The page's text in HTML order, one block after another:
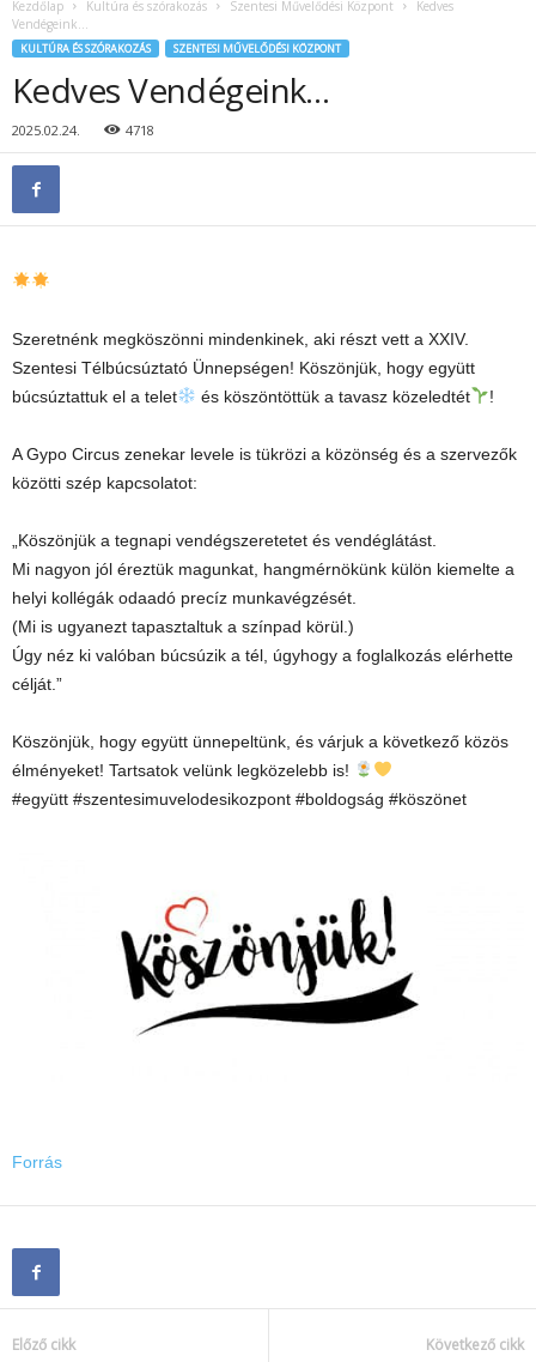
Kezdőlap Kultúra és szórakozás Szentesi Művelődési Központ
Kedves
Vendégeink…
KULTÚRA ÉS SZÓRAKOZÁS SZENTESI MŰVELŐDÉSI KÖZPONT
Kedves Vendégeink…
2025.02.24. 4718
Szeretnénk megköszönni mindenkinek, aki részt vett a XXIV.
Szentesi Télbúcsúztató Ünnepségen! Köszönjük, hogy együtt
búcsúztattuk el a telet
és köszöntöttük a tavasz közeledtét !
A Gypo Circus zenekar levele is tükrözi a közönség és a szervezők
közötti szép kapcsolatot:
„Köszönjük a tegnapi vendégszeretetet és vendéglátást.
Mi nagyon jól éreztük magunkat, hangmérnökünk külön kiemelte a
helyi kollégák odaadó precíz munkavégzését.
(Mi is ugyanezt tapasztaltuk a színpad körül.)
Úgy néz ki valóban búcsúzik a tél, úgyhogy a foglalkozás elérhette
célját.”
Köszönjük, hogy együtt ünnepeltünk, és várjuk a következő közös
élményeket! Tartsatok velünk legközelebb is!
#együtt #szentesimuvelodesikozpont #boldogság #köszönet
Forrás
Előző cikk Következő cikk